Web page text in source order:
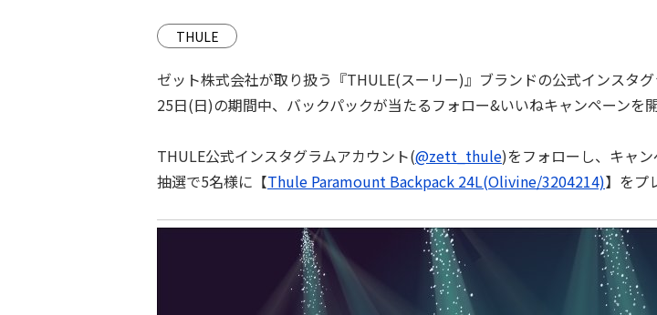
THULE
ゼット株式会社が取り扱う『THULE(スーリー)』ブランドの公式インスタ
25⽇(⽇)の期間中、バックパックが当たるフォロー&いいねキャンペーンを開
THULE公式インスタグラムアカウント(@zett_thule)をフォローし、キャ
抽選で5名様に【Thule Paramount Backpack 24L(Olivine/3204214)】をプ